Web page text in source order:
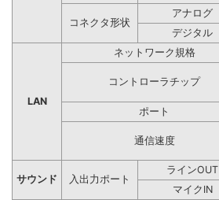
コネクタ形状
アナログ
デジタル
LAN
ネットワーク規格
コントローラチップ
ポート
通信速度
サウンド 入出力ポート
ラインOUT
マイクIN